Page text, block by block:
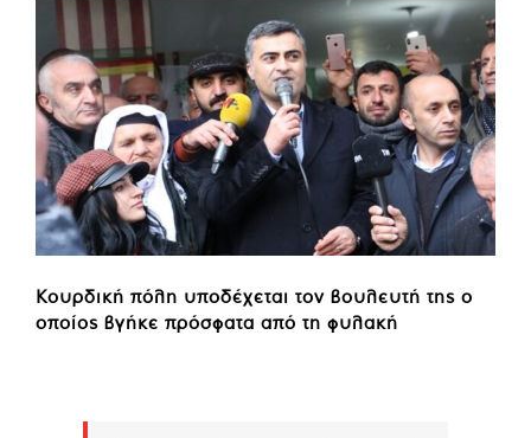
Κουρδική πόλη υποδέχεται τον βουλευτή της ο
οποίος βγήκε πρόσφατα από τη φυλακή